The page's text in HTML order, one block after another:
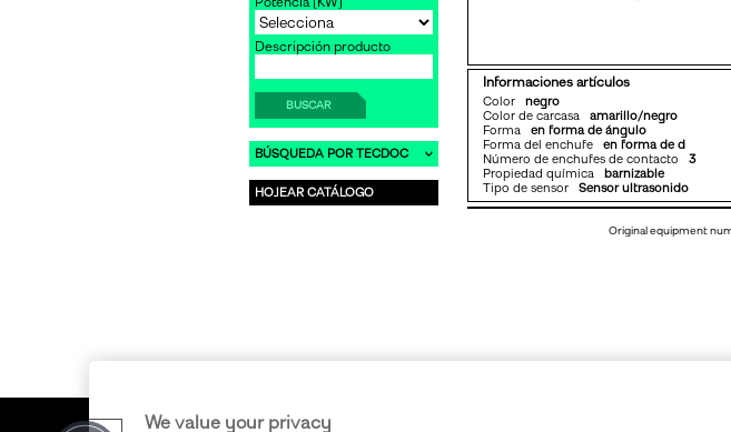
Descripción producto
BUSCAR
BÚSQUEDA POR TECDOC
HOJEAR CATÁLOGO
Informaciones artículos
Color negro
Color de carcasa amarillo/negro
Forma en forma de ángulo
Forma del enchufe en forma de d
Número de enchufes de contacto 3
Propiedad química barnizable
Tipo de sensor Sensor ultrasonido
Original equipment
Copyright © 2011-2026 ERA S.r.l. • Todos los derechos reservados
We value your privacy